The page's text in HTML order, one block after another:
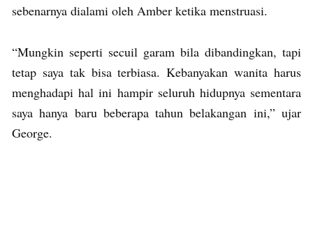
sebenarnya dialami oleh Amber ketika menstruasi.
“Mungkin seperti secuil garam bila dibandingkan, tapi
tetap saya tak bisa terbiasa. Kebanyakan wanita harus
menghadapi hal ini hampir seluruh hidupnya sementara
saya hanya baru beberapa tahun belakangan ini,” ujar
George.